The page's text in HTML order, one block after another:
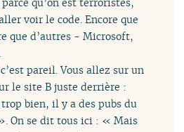
voir le code. Encore que
que d’autres - Microsoft,
pareil. Vous allez sur un
le site B juste derrière :
bien, il y a des pubs du
On se dit tous ici : « Mais